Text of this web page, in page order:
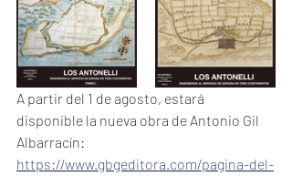
A partir del 1 de agosto, estará
disponible la nueva obra de Antonio Gil
Albarracín:
https://www.gbgeditora.com/pagina-del-